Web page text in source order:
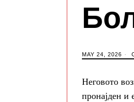
MAY 24, 2026
Неговото
пронајден и